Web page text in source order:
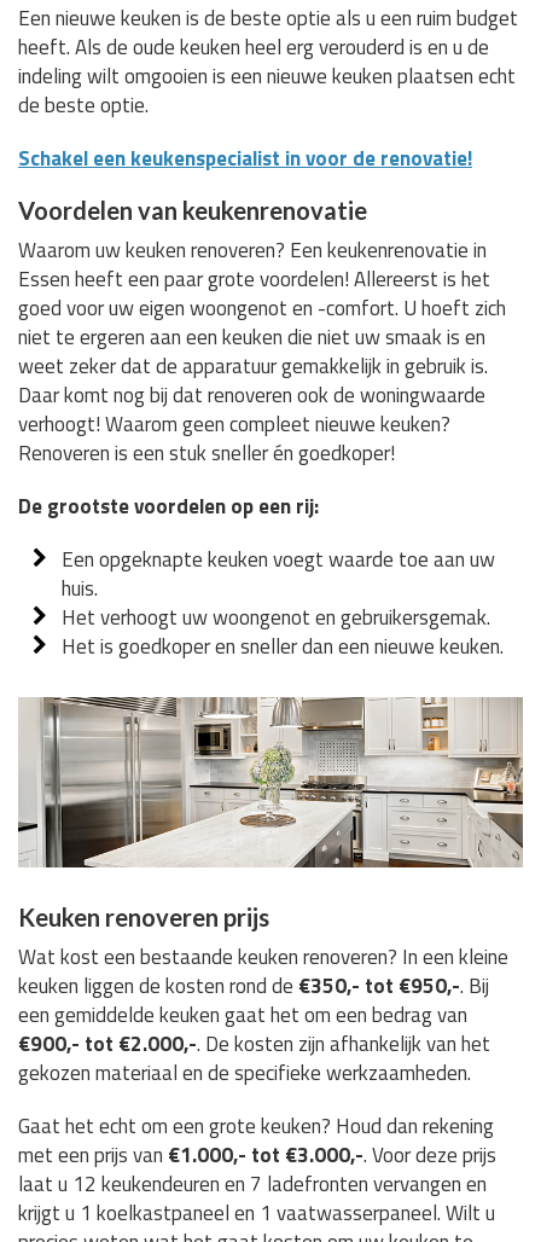
Een nieuwe keuken is de beste optie als u een ruim budget
heeft. Als de oude keuken heel erg verouderd is en u de
indeling wilt omgooien is een nieuwe keuken plaatsen echt
de beste optie.
Schakel een keukenspecialist in voor de renovatie!
Voordelen van keukenrenovatie
Waarom uw keuken renoveren? Een keukenrenovatie in
Essen heeft een paar grote voordelen! Allereerst is het
goed voor uw eigen woongenot en -comfort. U hoeft zich
niet te ergeren aan een keuken die niet uw smaak is en
weet zeker dat de apparatuur gemakkelijk in gebruik is.
Daar komt nog bij dat renoveren ook de woningwaarde
verhoogt! Waarom geen compleet nieuwe keuken?
Renoveren is een stuk sneller én goedkoper!
De grootste voordelen op een rij:
Een opgeknapte keuken voegt waarde toe aan uw
huis.
Het verhoogt uw woongenot en gebruikersgemak.
Het is goedkoper en sneller dan een nieuwe keuken.
Keuken renoveren prijs
Wat kost een bestaande keuken renoveren? In een kleine
keuken liggen de kosten rond de €350,- tot €950,-. Bij
een gemiddelde keuken gaat het om een bedrag van
€900,- tot €2.000,-. De kosten zijn afhankelijk van het
gekozen materiaal en de specifieke werkzaamheden.
Gaat het echt om een grote keuken? Houd dan rekening
met een prijs van €1.000,- tot €3.000,-. Voor deze prijs
laat u 12 keukendeuren en 7 ladefronten vervangen en
krijgt u 1 koelkastpaneel en 1 vaatwasserpaneel. Wilt u